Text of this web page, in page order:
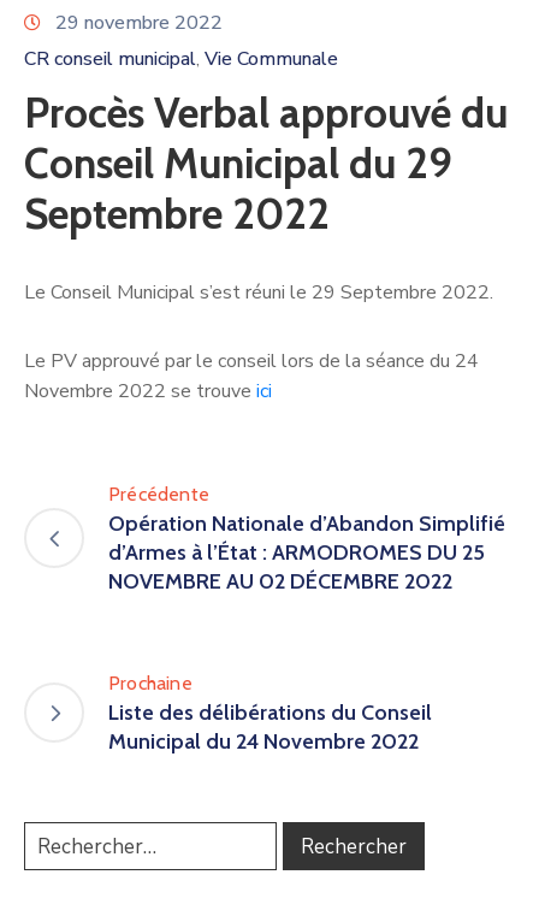
29 novembre 2022
CR conseil municipal‚ Vie Communale
Procès Verbal approuvé du
Conseil Municipal du 29
Septembre 2022
Le Conseil Municipal s’est réuni le 29 Septembre 2022.
Le PV approuvé par le conseil lors de la séance du 24
Novembre 2022 se trouve ici
Précédente
Opération Nationale d’Abandon Simplifié
d’Armes à l’État : ARMODROMES DU 25
NOVEMBRE AU 02 DÉCEMBRE 2022
Prochaine
Liste des délibérations du Conseil
Municipal du 24 Novembre 2022